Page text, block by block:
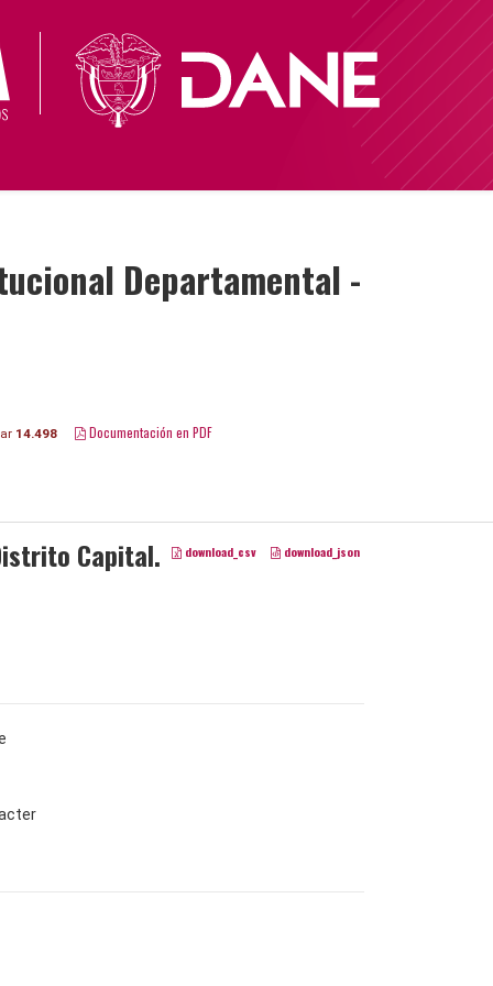
Departamental -
14.498 Documentación en PDF
download_csv download_json
Capital.